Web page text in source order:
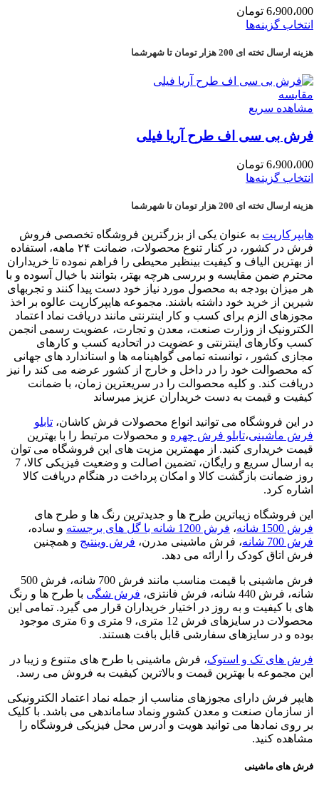
6،900،000 تومان
انتخاب گزینه‌ها
هزینه ارسال تخته ای 200 هزار تومان تا شهرشما
مقایسه
مشاهده سریع
فرش بی سی اف طرح آریا فیلی
6،900،000 تومان
انتخاب گزینه‌ها
هزینه ارسال تخته ای 200 هزار تومان تا شهرشما
هایپرکارپت به عنوان یکی از بزرگترین فروشگاه تخصصی فروش
فرش در کشور، در کنار تنوع محصولات، ضمانت ۲۴ ماهه، استفاده
از بهترین الیاف و کیفیت بینظیر محیطی را فراهم نموده تا خریداران
محترم ضمن مقایسه و بررسی هرچه بهتر، بتوانند با خیال آسوده و با
هر میزان بودجه به محصول مورد نیاز خود دست پیدا کنند و تجربهای
شیرین از خرید خود داشته باشند. مجموعه هایپرکارپت عالوه بر اخذ
مجوزهای الزم برای کسب و کار اینترنتی مانند دریافت نماد اعتماد
الکترونیک از وزارت صنعت، معدن و تجارت، عضویت رسمی انجمن
کسب وکارهای اینترنتی و عضویت در اتحادیه کسب و کارهای
مجازی کشور ، توانسته تمامی گواهینامه ها و استاندارد های جهانی
که محصوالت خود را در داخل و خارج از کشور عرضه می کند را نیز
دریافت کند. و کلیه محصوالت را در سریعترین زمان، با ضمانت
کیفیت و قیمت به دست خریداران عزیز میرساند
در این فروشگاه می توانید انواع محصولات فرش کاشان، تابلو
فرش ماشینی،تابلو فرش چهره و محصولات مرتبط را با بهترین
قیمت خریداری کنید. از مهمترین مزیت های این فروشگاه می توان
به ارسال سریع و رایگان، تضمین اصالت و وضعیت فیزیکی کالا، 7
روز ضمانت بازگشت کالا و امکان پرداخت در هنگام دریافت کالا
اشاره کرد.
این فروشگاه زیباترین طرح ها و جدیدترین رنگ ها و طرح های
فرش 1500 شانه
، فرش 1200 شانه با گل های برجسته
و ساده،
فرش 700 شانه
، فرش ماشینی مدرن، فرش وینتیج و همچنین
فرش اتاق کودک را ارائه می دهد.
فرش ماشینی با قیمت مناسب مانند فرش 700 شانه، فرش 500
شانه، فرش 440 شانه، فرش فانتزی،
فرش شگی با طرح ها و رنگ
های با کیفیت و به روز در اختیار خریداران قرار می گیرد. تمامی این
محصولات در سایزهای فرش 12 متری، 9 متری و 6 متری موجود
بوده و در سایزهای سفارشی قابل بافت هستند.
فرش های تک و استوک، فرش ماشینی با طرح های متنوع و زیبا در
این مجموعه با بهترین قیمت و بالاترین کیفیت به فروش می رسد.
هایپر فرش دارای مجوزهای مناسب از جمله نماد اعتماد الکترونیکی
از سازمان صنعت و معدن کشور ونماد ساماندهی می باشد. با کلیک
بر روی نمادها می توانید هویت و آدرس محل فیزیکی فروشگاه را
مشاهده کنید.
فرش های ماشینی